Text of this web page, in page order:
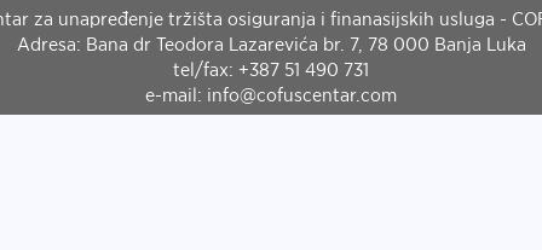
za unapređenje tržišta osiguranja i finanasijskih usluga -
Adresa: Bana dr Teodora Lazarevića br. 7, 78 000 Banja Luka
tel/fax: +387 51 490 731
e-mail: info@cofuscentar.com